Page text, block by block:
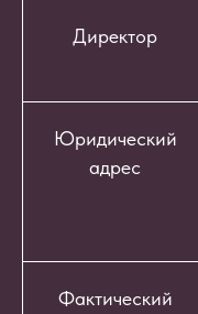
Директор
Юридический
адрес
Фактический